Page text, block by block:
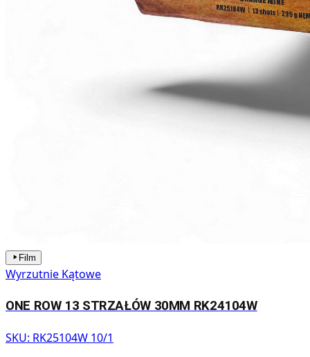
Film
Wyrzutnie Kątowe
ONE ROW 13 STRZAŁÓW 30MM RK24104W
SKU: RK25104W 10/1